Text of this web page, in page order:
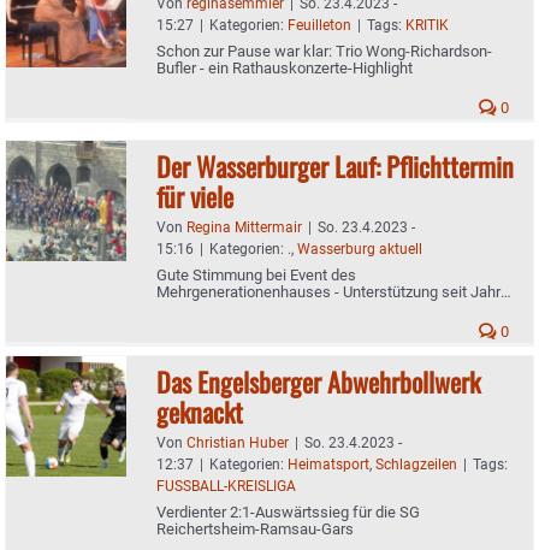
15:27 | Kategorien: Feuilleton | Tags: KRITIK
Schon zur Pause war klar: Trio Wong-Richardson-
Bufler - ein Rathauskonzerte-Highlight
0
Der Wasserburger Lauf: Pflichttermin
für viele
Von Regina Mittermair | So. 23.4.2023 -
15:16 | Kategorien: ., Wasserburg aktuell
Gute Stimmung bei Event des
Mehrgenerationenhauses - Unterstützung seit Jahren
0
Das Engelsberger Abwehrbollwerk
geknackt
Von Christian Huber | So. 23.4.2023 -
12:37 | Kategorien: Heimatsport, Schlagzeilen | Tags:
FUSSBALL-KREISLIGA
Verdienter 2:1-Auswärtssieg für die SG
Reichertsheim-Ramsau-Gars